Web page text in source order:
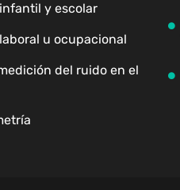
y escolar
u ocupacional
del ruido en el